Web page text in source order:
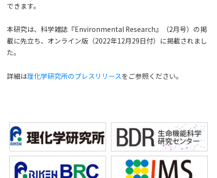
できます。
本研究は、科学雑誌『Environmental Research』（2月号）の掲
載に先立ち、オンライン版（2022年12月29日付）に掲載されまし
た。
詳細は理化学研究所のプレスリリースをご参照ください。